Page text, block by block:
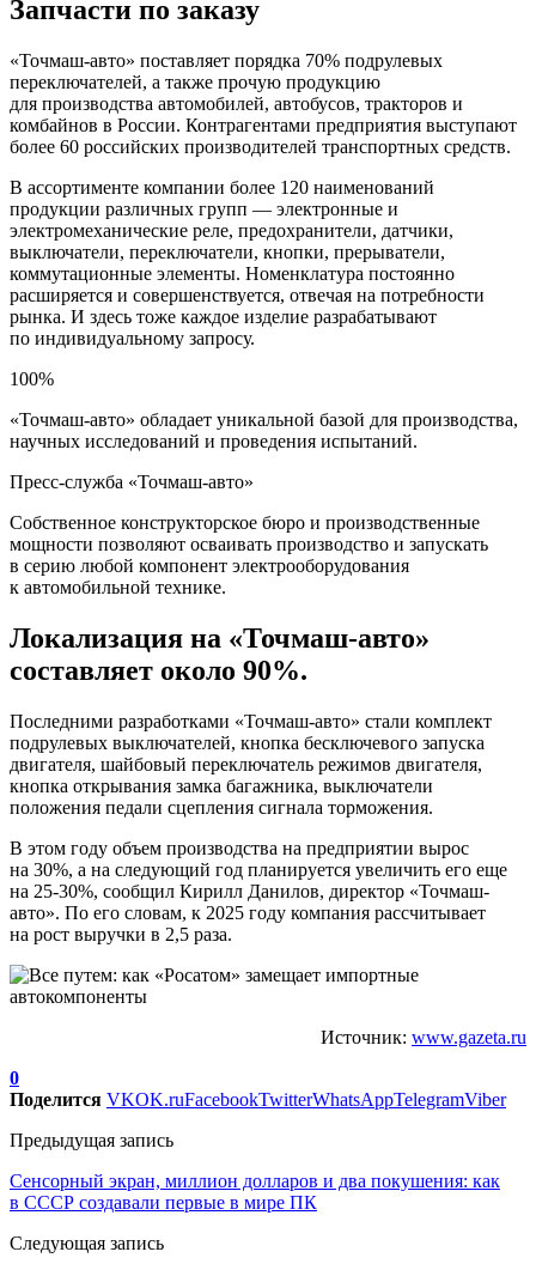
Запчасти по заказу
«Точмаш-авто» поставляет порядка 70% подрулевых
переключателей, а также прочую продукцию
для производства автомобилей, автобусов, тракторов и
комбайнов в России. Контрагентами предприятия выступают
более 60 российских производителей транспортных средств.
В ассортименте компании более 120 наименований
продукции различных групп — электронные и
электромеханические реле, предохранители, датчики,
выключатели, переключатели, кнопки, прерыватели,
коммутационные элементы. Номенклатура постоянно
расширяется и совершенствуется, отвечая на потребности
рынка. И здесь тоже каждое изделие разрабатывают
по индивидуальному запросу.
100%
«Точмаш-авто» обладает уникальной базой для производства,
научных исследований и проведения испытаний.
Пресс-служба «Точмаш-авто»
Собственное конструкторское бюро и производственные
мощности позволяют осваивать производство и запускать
в серию любой компонент электрооборудования
к автомобильной технике.
Локализация на «Точмаш-авто»
составляет около 90%.
Последними разработками «Точмаш-авто» стали комплект
подрулевых выключателей, кнопка бесключевого запуска
двигателя, шайбовый переключатель режимов двигателя,
кнопка открывания замка багажника, выключатели
положения педали сцепления сигнала торможения.
В этом году объем производства на предприятии вырос
на 30%, а на следующий год планируется увеличить его еще
на 25-30%, сообщил Кирилл Данилов, директор «Точмаш-
авто». По его словам, к 2025 году компания рассчитывает
на рост выручки в 2,5 раза.
Источник: www.gazeta.ru
0
Поделится VKOK.ruFacebookTwitterWhatsAppTelegramViber
Предыдущая запись
Сенсорный экран, миллион долларов и два покушения: как
в СССР создавали первые в мире ПК
Следующая запись